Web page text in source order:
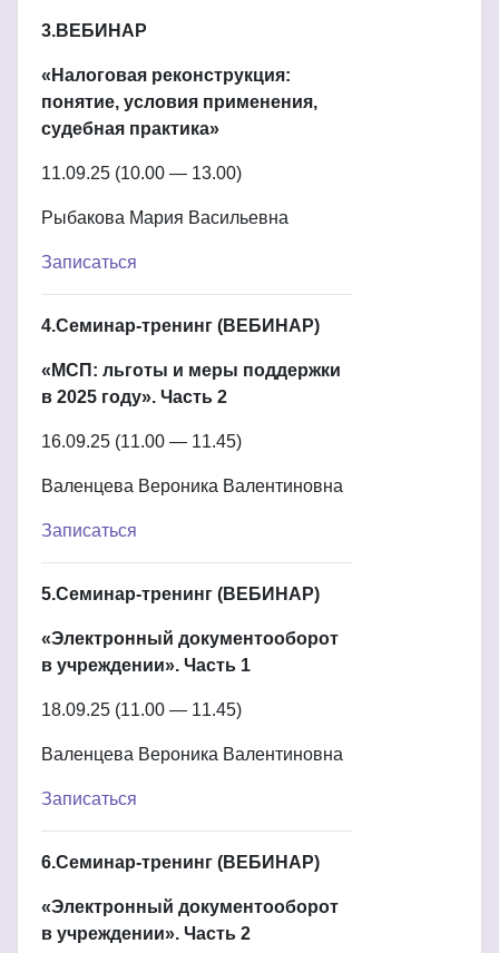
3.ВЕБИНАР
«Налоговая реконструкция:
понятие, условия применения,
судебная практика»
11.09.25 (10.00 — 13.00)
Рыбакова Мария Васильевна
Записаться
4.Семинар-тренинг (ВЕБИНАР)
«МСП: льготы и меры поддержки
в 2025 году». Часть 2
16.09.25 (11.00 — 11.45)
Валенцева Вероника Валентиновна
Записаться
5.Семинар-тренинг (ВЕБИНАР)
«Электронный документооборот
в учреждении». Часть 1
18.09.25 (11.00 — 11.45)
Валенцева Вероника Валентиновна
Записаться
6.Семинар-тренинг (ВЕБИНАР)
«Электронный документооборот
в учреждении». Часть 2